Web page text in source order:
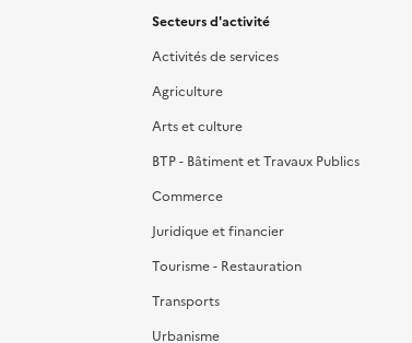
Secteurs d'activité
Activités de services
Agriculture
Arts et culture
BTP - Bâtiment et Travaux Publics
Commerce
Juridique et financier
Tourisme - Restauration
Transports
Urbanisme